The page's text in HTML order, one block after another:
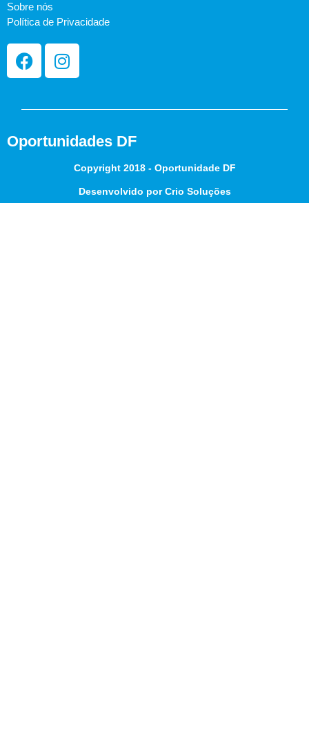
Sobre nós
Política de Privacidade
Oportunidades DF
Copyright 2018 - Oportunidade DF
Desenvolvido por Crio Soluções